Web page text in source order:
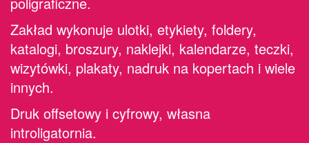
Zakład wykonuje ulotki, etykiety, foldery,
katalogi, broszury, naklejki, kalendarze, teczki,
wizytówki, plakaty, nadruk na kopertach i wiele
innych.
Druk offsetowy i cyfrowy, własna
introligatornia.